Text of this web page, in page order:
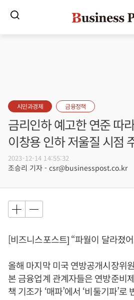
시민과경제 금융정책
금리인하 예고한 연준 따
이창용 인하 저울질 시점
2023-12-14 14:55:32
조승리 기자 - csr@businesspost.co.kr
[비즈니스포스트] “파월이 달라졌
올해 마지막 미국 연방공개시장위
본 금융업계 관계자들은 연방준비
책 기조가 ‘매파’에서 ‘비둘기파’